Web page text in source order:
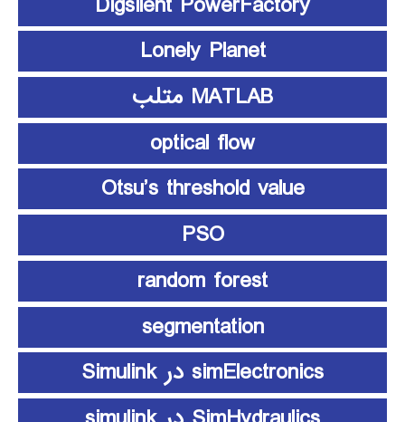
Lonely Planet
MATLAB متلب
optical flow
Otsu’s threshold value
PSO
random forest
segmentation
simElectronics در Simulink